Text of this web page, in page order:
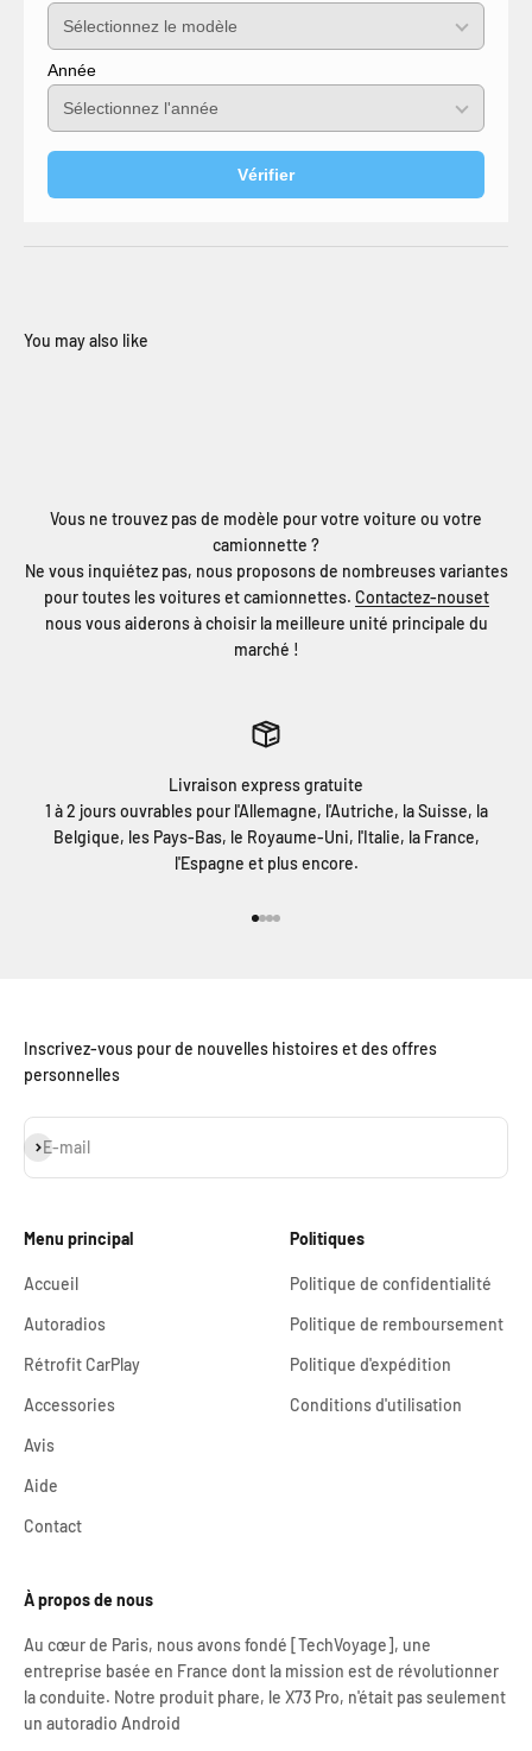
Année
Vérifier
Vous ne trouvez pas de modèle pour votre voiture ou votre
camionnette ?
Ne vous inquiétez pas, nous proposons de nombreuses variantes
pour toutes les voitures et camionnettes. Contactez-nouset
nous vous aiderons à choisir la meilleure unité principale du
marché !
Livraison express gratuite
1 à 2 jours ouvrables pour l'Allemagne, l'Autriche, la Suisse, la
Belgique, les Pays-Bas, le Royaume-Uni, l'Italie, la France,
l'Espagne et plus encore.
Inscrivez-vous pour de nouvelles histoires et des offres
personnelles
E-mail
S'inscrire
Menu principal
Accueil
Autoradios
Rétrofit CarPlay
Accessories
Avis
Aide
Contact
Politiques
Politique de confidentialité
Politique de remboursement
Politique d'expédition
Conditions d'utilisation
À propos de nous
Au cœur de Paris, nous avons fondé [TechVoyage], une
entreprise basée en France dont la mission est de révolutionner
la conduite. Notre produit phare, le X73 Pro, n'était pas seulement
un autoradio Android